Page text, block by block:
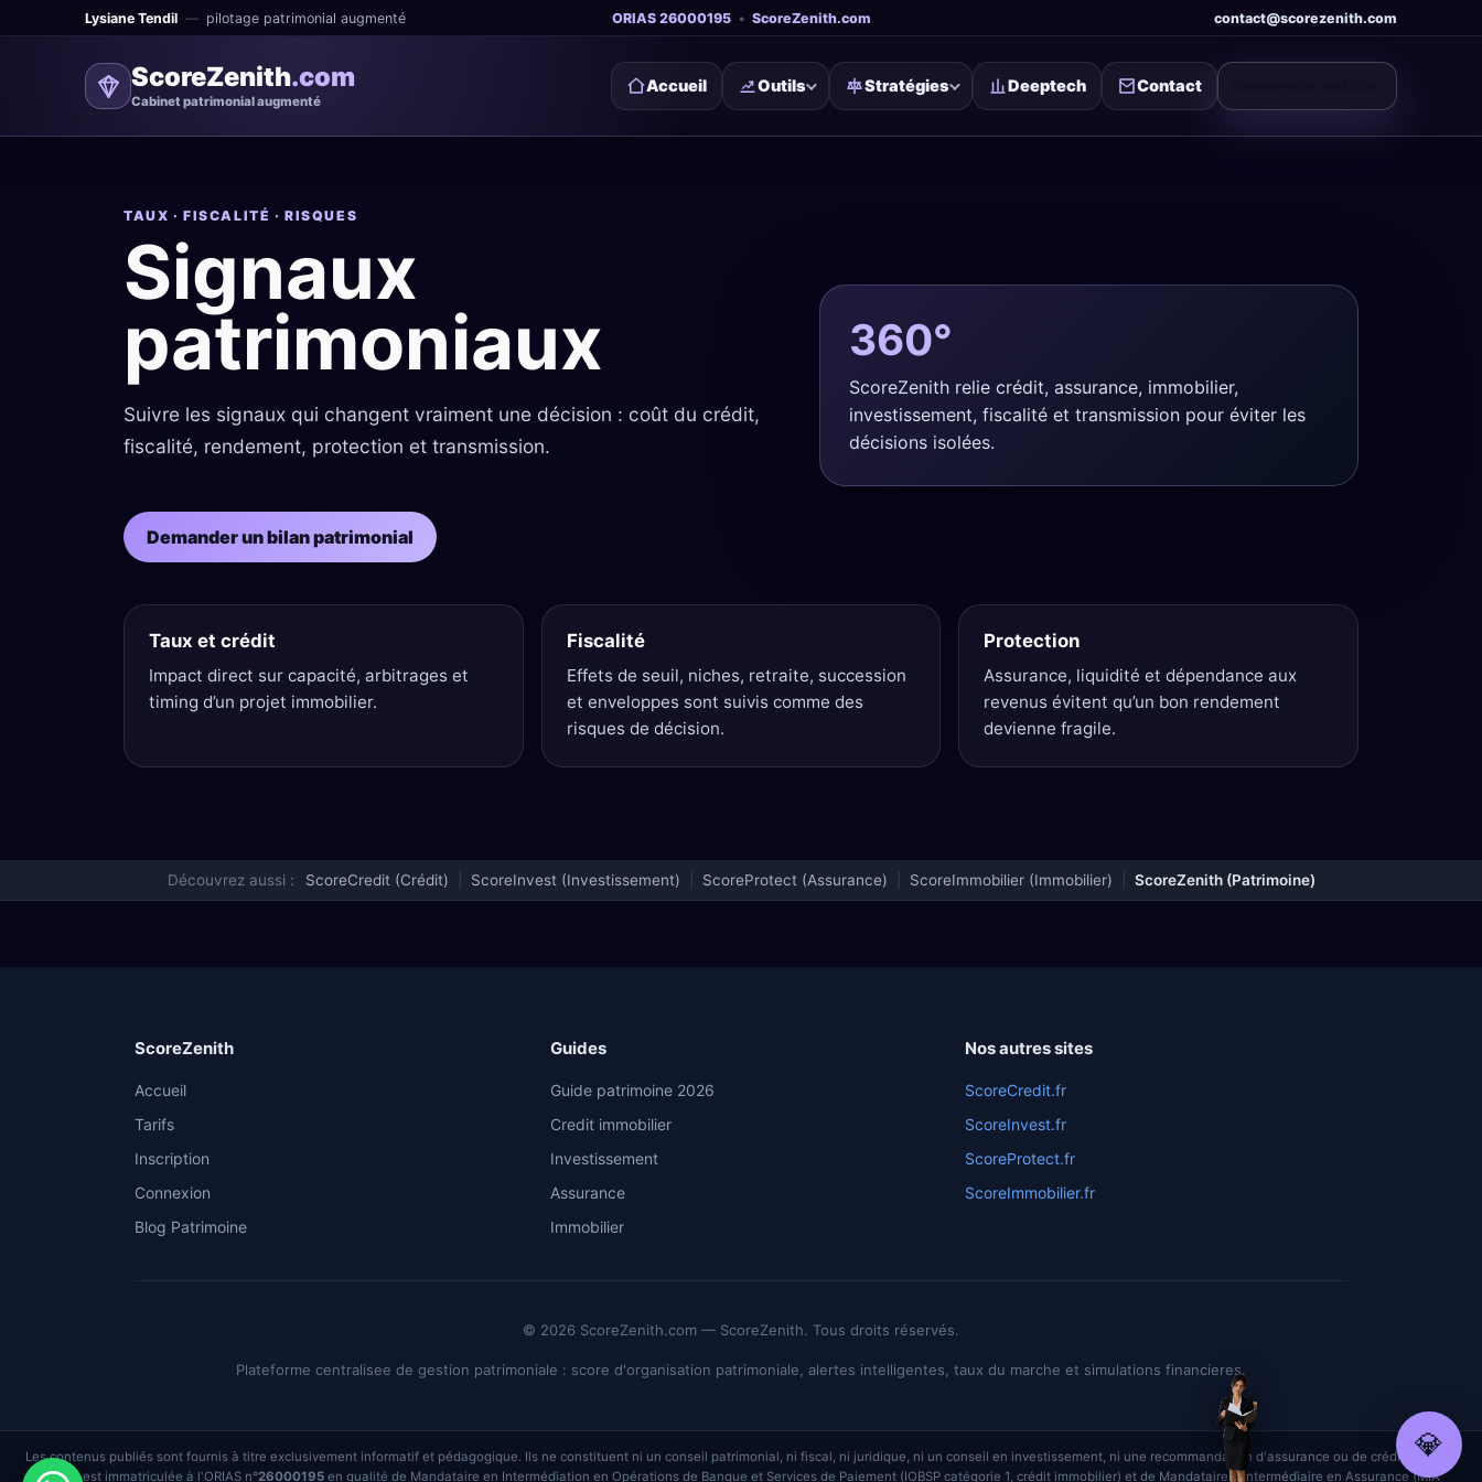
Lysiane Tendil — pilotage patrimonial augmenté ORIAS 26000195 • ScoreZenith.com contact@scorezenith.com
ScoreZenith.com
Cabinet patrimonial augmenté
Accueil Outils Stratégies Deeptech Contact
TAUX · FISCALITÉ · RISQUES
Signaux
patrimoniaux
Suivre les signaux qui changent vraiment une décision : coût du crédit,
fiscalité, rendement, protection et transmission.
Demander un bilan patrimonial
360°
ScoreZenith relie crédit, assurance, immobilier,
investissement, fiscalité et transmission pour éviter les
décisions isolées.
Taux et crédit
Impact direct sur capacité, arbitrages et
timing d’un projet immobilier.
Fiscalité
Effets de seuil, niches, retraite, succession
et enveloppes sont suivis comme des
risques de décision.
Protection
Assurance, liquidité et dépendance aux
revenus évitent qu’un bon rendement
devienne fragile.
Découvrez aussi : ScoreCredit (Crédit) ScoreInvest (Investissement) ScoreProtect (Assurance) ScoreImmobilier (Immobilier) ScoreZenith (Patrimoine)
ScoreZenith
Accueil
Tarifs
Inscription
Connexion
Blog Patrimoine
Guides
Guide patrimoine 2026
Credit immobilier
Investissement
Assurance
Immobilier
Nos autres sites
ScoreCredit.fr
ScoreInvest.fr
ScoreProtect.fr
ScoreImmobilier.fr
© 2026 ScoreZenith.com — ScoreZenith. Tous droits réservés.
Plateforme centralisee de gestion patrimoniale : score d'organisation patrimoniale, alertes intelligentes, taux du marche et simulations financieres.
Les contenus publiés sont fournis à titre exclusivement informatif et pédagogique. Ils ne constituent ni un conseil patrimonial, ni fiscal, ni juridique, ni un conseil en investissement, ni une recommandation d'assurance ou de crédit. Lysiane
Tendil est immatriculée à l'ORIAS n°26000195en qualité de Mandataire en Intermédiation en Opérations de Banque et Services de Paiement (IOBSP catégorie 1, crédit immobilier) et de Mandataire d'Intermédiaire en Assurance (MIA
💎